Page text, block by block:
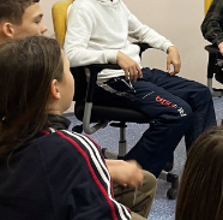
Таганского
работу 1 декабря
участии ФГБОУ